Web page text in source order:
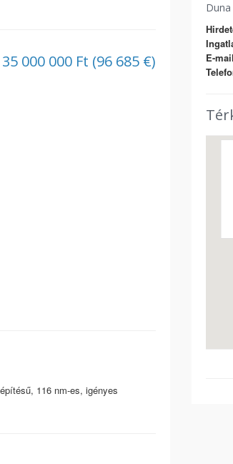
35 000 000 Ft (96 685 €)
116 nm-es, igényes
E-